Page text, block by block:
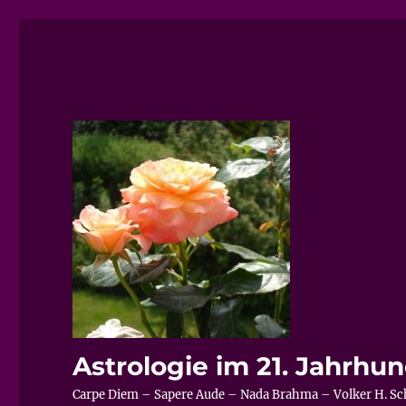
Astrologie im 21.
Carpe Diem – Sapere Aude – Nada Brahma – Volker H.